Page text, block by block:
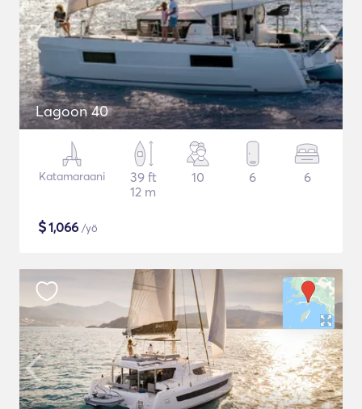
Lagoon 40
Katamaraani
39 ft
12 m
10 6 6
$1,066 /yö